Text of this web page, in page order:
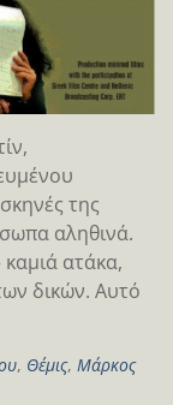
της
αληθινά.
ατάκα,
δικών. Αυτό
, Θέμις, Μάρκος